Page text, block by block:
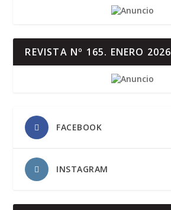
REVISTA Nº 165. ENERO 2026
FACEBOOK
INSTAGRAM